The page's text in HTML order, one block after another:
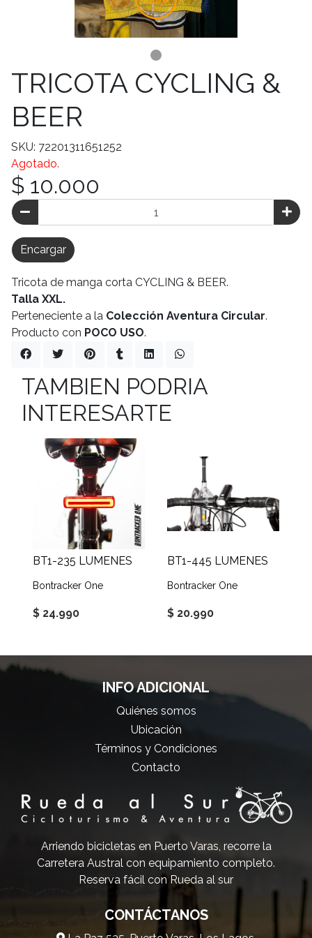
TRICOTA CYCLING &
BEER
SKU: 72201311651252
Agotado.
$ 10.000
Encargar
Tricota de manga corta CYCLING & BEER.
Talla XXL.
Perteneciente a la Colección Aventura Circular.
Producto con POCO USO.
TAMBIEN PODRIA
INTERESARTE
BT1-235 LUMENES
Bontracker One
$ 24.990
BT1-445 LUMENES
Bontracker One
$ 20.990
INFO ADICIONAL
Quiénes somos
Ubicación
Términos y Condiciones
Contacto
Arriendo bicicletas en Puerto Varas, recorre la
Carretera Austral con equipamiento completo.
Reserva fácil con Rueda al sur
CONTÁCTANOS